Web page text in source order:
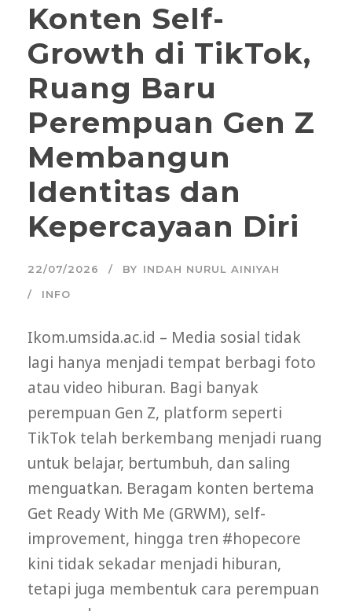
Konten Self-
Growth di TikTok,
Ruang Baru
Perempuan Gen Z
Membangun
Identitas dan
Kepercayaan Diri
22/07/2026 BY INDAH NURUL AINIYAH
INFO
Ikom.umsida.ac.id – Media sosial tidak
lagi hanya menjadi tempat berbagi foto
atau video hiburan. Bagi banyak
perempuan Gen Z, platform seperti
TikTok telah berkembang menjadi ruang
untuk belajar, bertumbuh, dan saling
menguatkan. Beragam konten bertema
Get Ready With Me (GRWM), self-
improvement, hingga tren #hopecore
kini tidak sekadar menjadi hiburan,
tetapi juga membentuk cara perempuan